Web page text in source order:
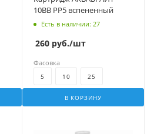
10BB PP5 вспененный
Есть в наличии: 27
260 руб./шт
В КОРЗИНУ
Фасовка
5 10 25